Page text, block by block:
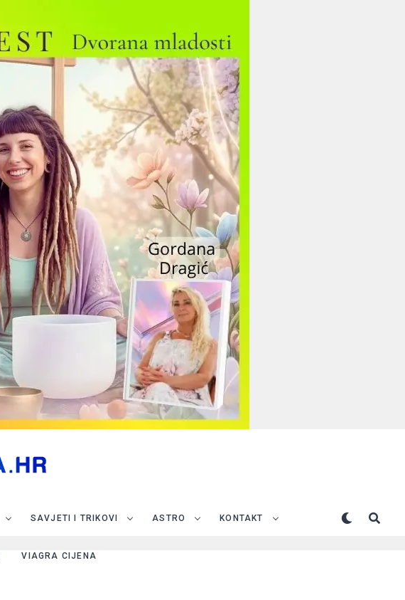
SAVJETI I TRIKOVI ASTRO KONTAKT
VIAGRA CIJENA